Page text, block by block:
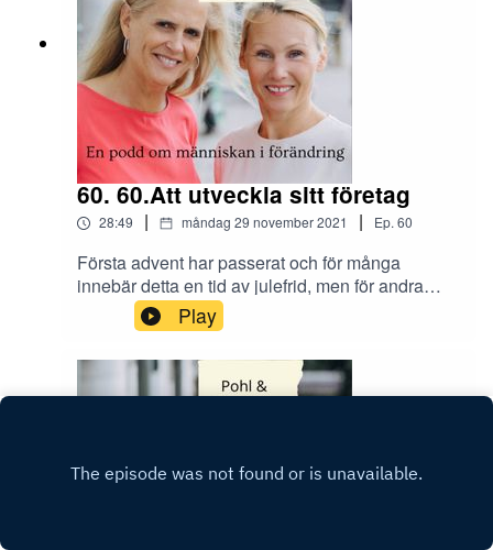
60. 60.Att utveckla sitt företag
28:49 | måndag 29 november 2021 | Ep. 60
Första advent har passerat och för många
innebär detta en tid av julefrid, men för andra
innebär det mycket stress i jobbet. Måste
verkligen allt vara klart innan jul? Det är lätt att
fastna i sitt eget spår när man driver ett företag.
Hur får man distans och verktyg för att utveckla
organisationen? Andrea har intervjuat Leyla
i företag. In och lyssna!
Play